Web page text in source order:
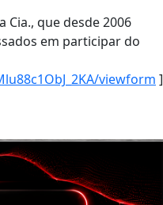
que desde 2006
em participar do
viewform ]